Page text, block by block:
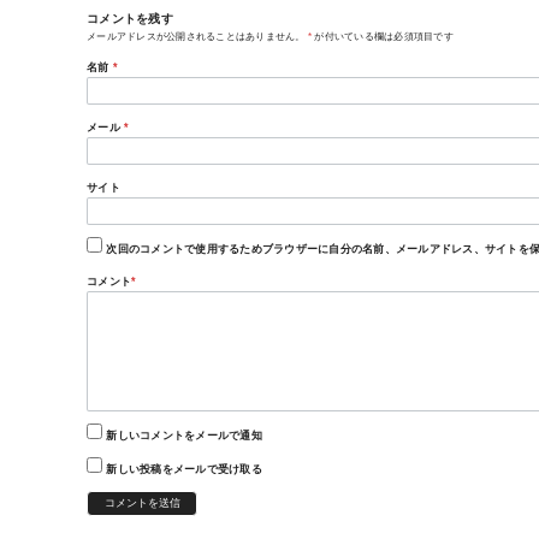
コメントを残す
メールアドレスが公開されることはありません。 * が付いている欄は必須項目です
名前 *
メール *
サイト
次回のコメントで使用するためブラウザーに自分の名前、メールアドレス、サイトを保
コメント*
新しいコメントをメールで通知
新しい投稿をメールで受け取る